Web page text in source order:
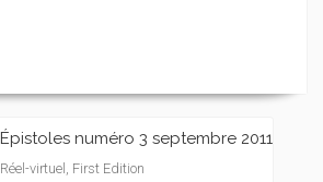
Épistoles numéro 3 septembre 2011
Réel-virtuel, First Edition